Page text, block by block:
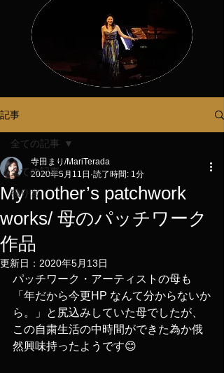
記事
全ての記事
独り言
全ての記事
My mother’s patchwork
works/ 母のパッチワーク
作品
寺田まり/MariTerada
2020年5月11日 読了時間: 1分
更新日： 2020年5月13日
パッチワーク・アーティストの母も
「年だから今更HP なんて分からないか
ら。」と尻込みしていた母でしたが、
この自粛生活の中時間ができた為か俄
然興味持ったようです😊